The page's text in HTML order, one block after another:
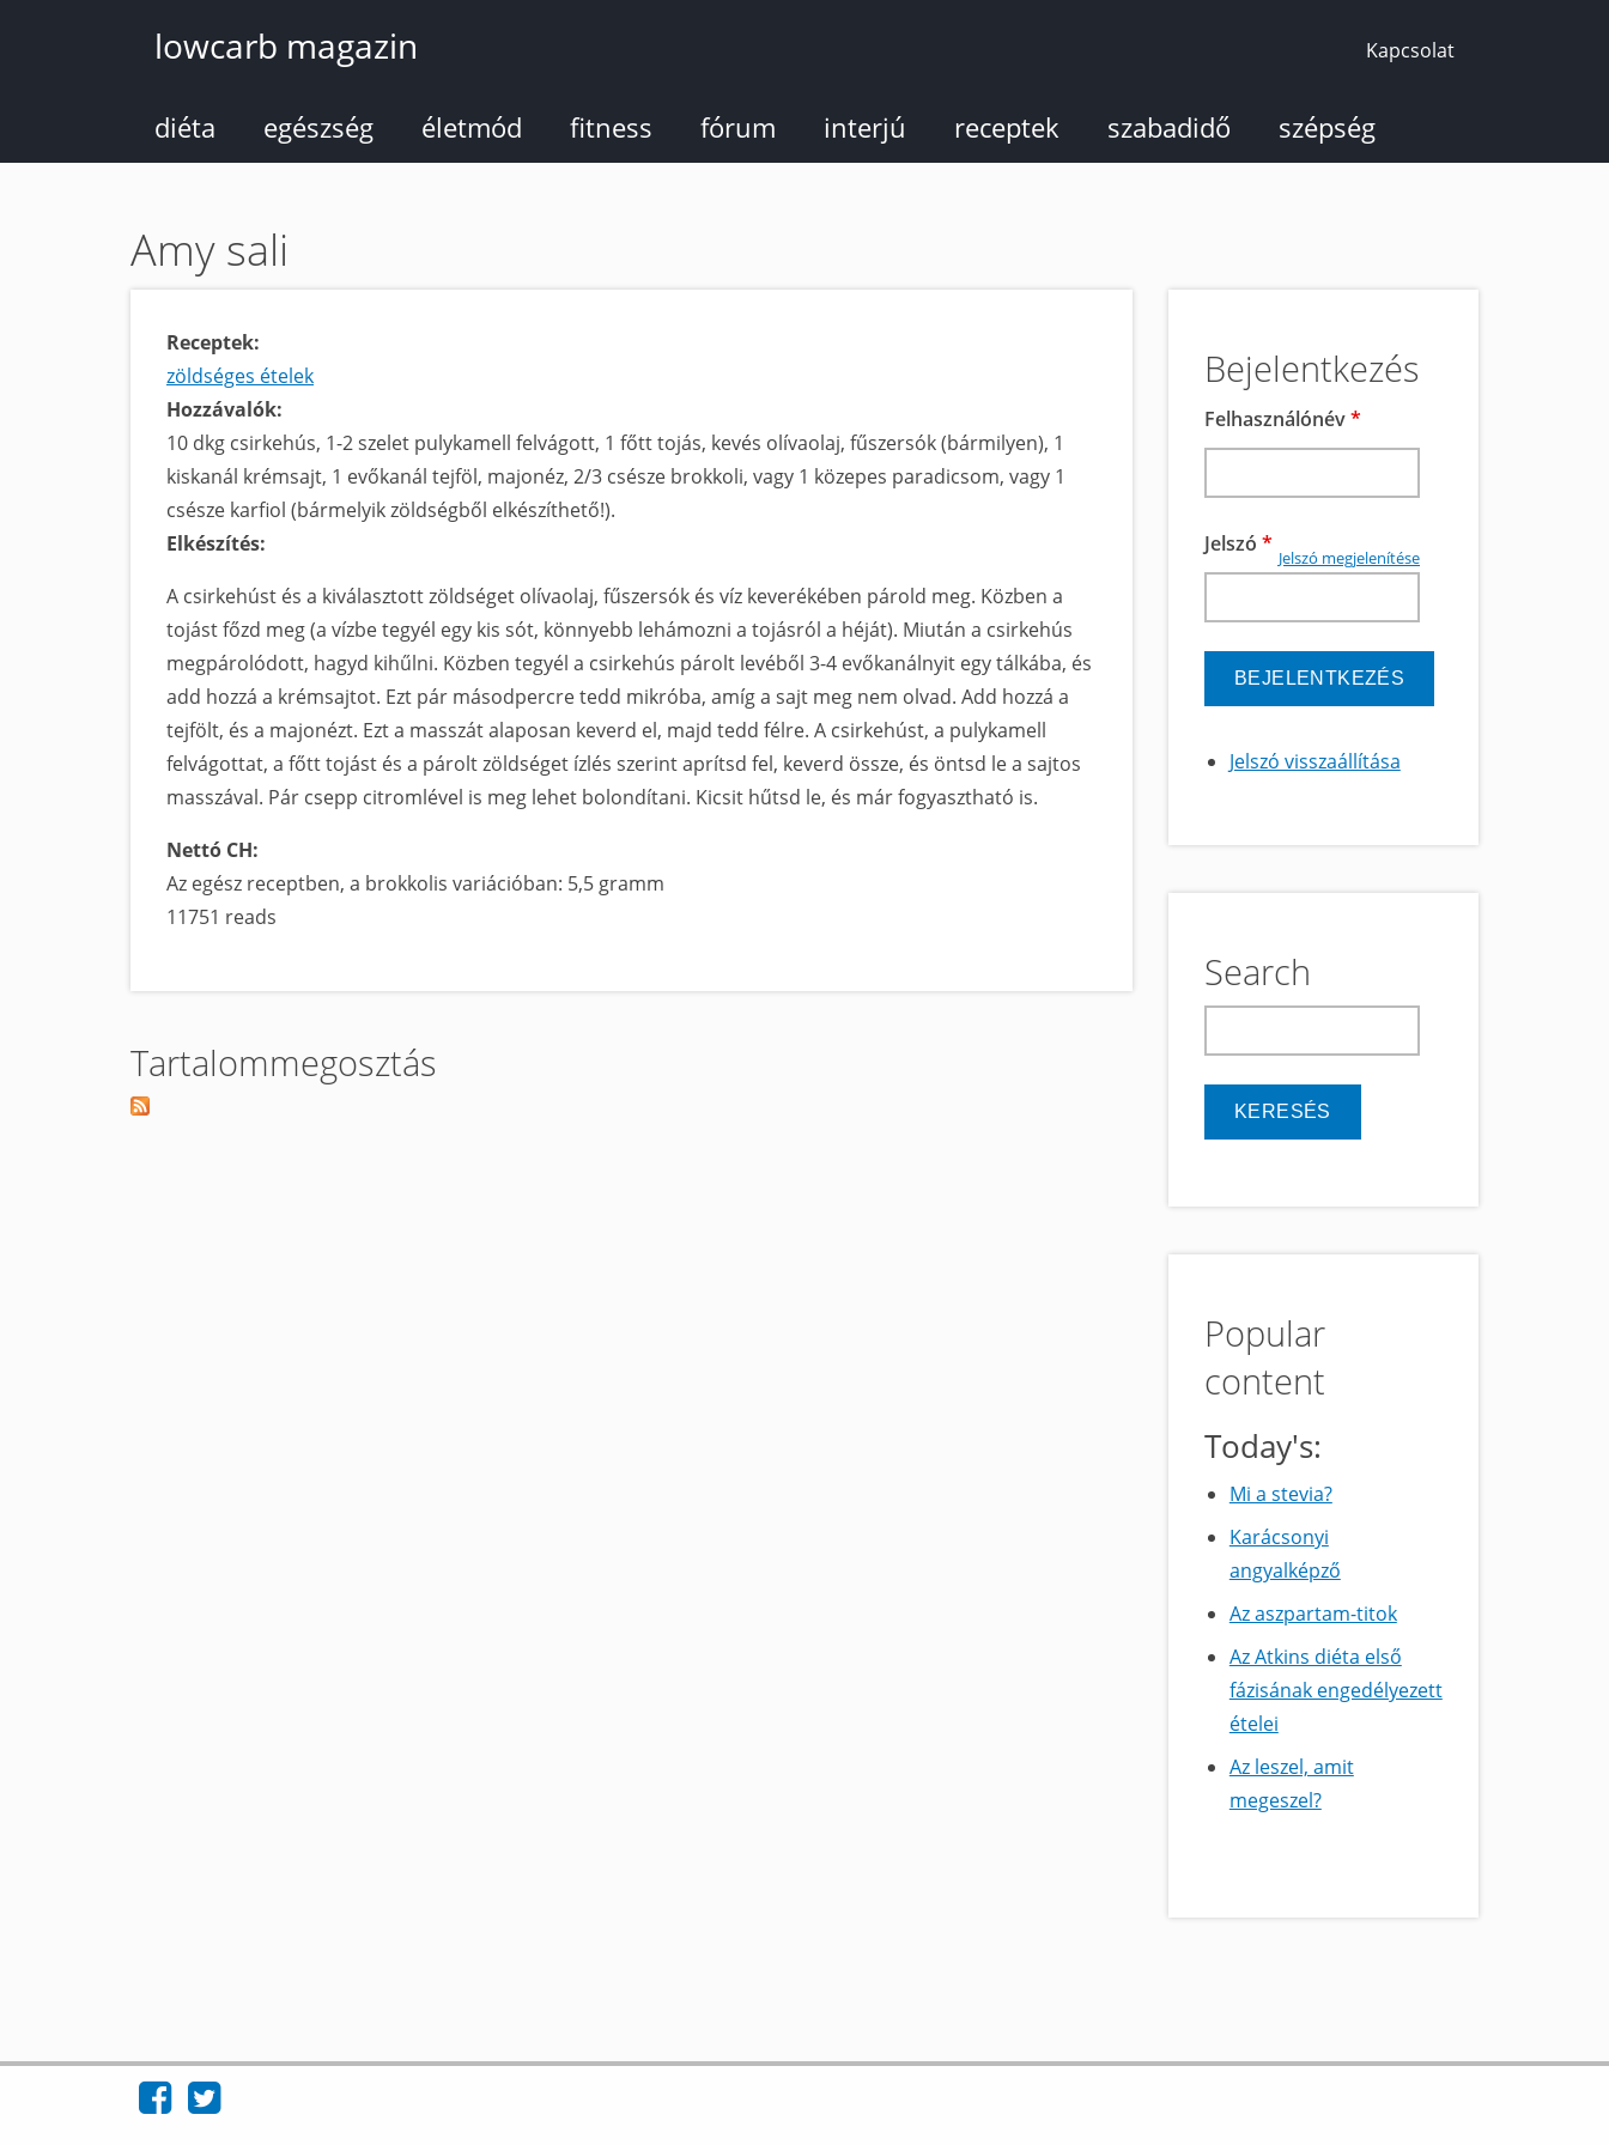
lowcarb magazin Kapcsolat
diéta egészség életmód fitness fórum interjú receptek szabadidő szépség
Amy sali
Receptek:
zöldséges ételek
Hozzávalók:
10 dkg csirkehús, 1-2 szelet pulykamell felvágott, 1 főtt tojás, kevés olívaolaj, fűszersók (bármilyen), 1
kiskanál krémsajt, 1 evőkanál tejföl, majonéz, 2/3 csésze brokkoli, vagy 1 közepes paradicsom, vagy 1
csésze karfiol (bármelyik zöldségből elkészíthető!).
Elkészítés:
A csirkehúst és a kiválasztott zöldséget olívaolaj, fűszersók és víz keverékében párold meg. Közben a
tojást főzd meg (a vízbe tegyél egy kis sót, könnyebb lehámozni a tojásról a héját). Miután a csirkehús
megpárolódott, hagyd kihűlni. Közben tegyél a csirkehús párolt levéből 3-4 evőkanálnyit egy tálkába, és
add hozzá a krémsajtot. Ezt pár másodpercre tedd mikróba, amíg a sajt meg nem olvad. Add hozzá a
tejfölt, és a majonézt. Ezt a masszát alaposan keverd el, majd tedd félre. A csirkehúst, a pulykamell
felvágottat, a főtt tojást és a párolt zöldséget ízlés szerint aprítsd fel, keverd össze, és öntsd le a sajtos
masszával. Pár csepp citromlével is meg lehet bolondítani. Kicsit hűtsd le, és már fogyasztható is.
Nettó CH:
Az egész receptben, a brokkolis variációban: 5,5 gramm
11751 reads
Tartalommegosztás
Bejelentkezés
Felhasználónév*
Jelszó *
Jelszó megjelenítése
Jelszó visszaállítása
Search
Popular
content
Today's:
Mi a stevia?
Karácsonyi
angyalképző
Az aszpartam-titok
Az Atkins diéta első
fázisának engedélyezett
ételei
Az leszel, amit
megeszel?